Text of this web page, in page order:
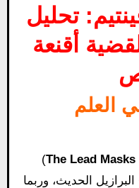
تحليل
أقنعة
العلم
The Lead Masks
)
الحديث، وربما